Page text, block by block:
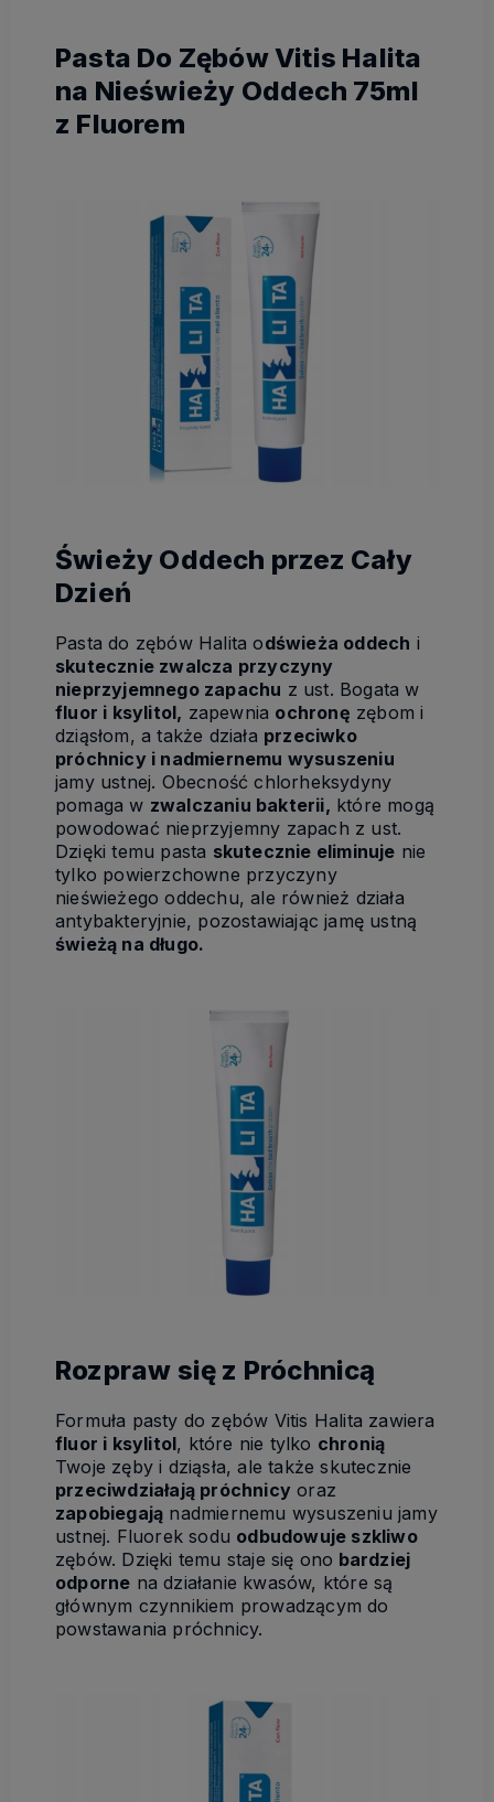
Pasta Do Zębów Vitis Halita
na Nieświeży Oddech 75ml
z Fluorem
Świeży Oddech przez Cały
Dzień
Pasta do zębów Halita odświeża oddech i
skutecznie zwalcza przyczyny
nieprzyjemnego zapachu z ust. Bogata w
fluor i ksylitol, zapewnia ochronę zębom i
dziąsłom, a także działa przeciwko
próchnicy i nadmiernemu wysuszeniu
jamy ustnej. Obecność chlorheksydyny
pomaga w zwalczaniu bakterii, które mogą
powodować nieprzyjemny zapach z ust.
Dzięki temu pasta skutecznie eliminuje nie
tylko powierzchowne przyczyny
nieświeżego oddechu, ale również działa
antybakteryjnie, pozostawiając jamę ustną
świeżą na długo.
Rozpraw się z Próchnicą
Formuła pasty do zębów Vitis Halita zawiera
fluor i ksylitol, które nie tylko chronią
Twoje zęby i dziąsła, ale także skutecznie
przeciwdziałają próchnicy oraz
zapobiegają nadmiernemu wysuszeniu jamy
ustnej. Fluorek sodu odbudowuje szkliwo
zębów. Dzięki temu staje się ono bardziej
odporne na działanie kwasów, które są
głównym czynnikiem prowadzącym do
powstawania próchnicy.